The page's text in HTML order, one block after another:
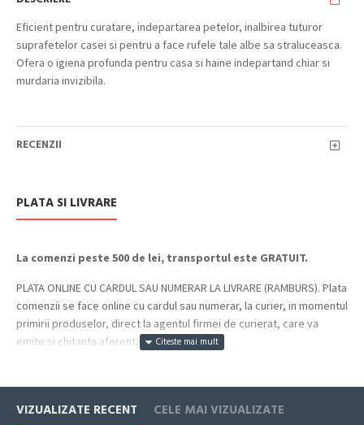
Eficient pentru curatare, indepartarea petelor, inalbirea tuturor
suprafetelor casei si pentru a face rufele tale albe sa straluceasca.
Ofera o igiena profunda pentru casa si haine indepartand chiar si
murdaria invizibila.
RECENZII
PLATA SI LIVRARE
La comenzi peste 500 de lei, transportul este GRATUIT.
PLATA ONLINE CU CARDUL SAU NUMERAR LA LIVRARE (RAMBURS). Plata
comenzii se face online cu cardul sau numerar, la curier, in momentul
primirii produselor, direct la agentul firmei de curierat, care va
emite si chitanta aferenta incasarii.
VIZUALIZATE RECENT CELE MAI VIZUALIZATE